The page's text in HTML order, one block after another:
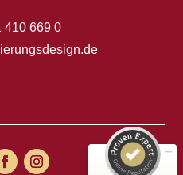
410 669 0
Kundenbewertungen und Erfahrungen zu
Finanzierungsdesign GmbH
49
Bewertungen auf
36
von 2